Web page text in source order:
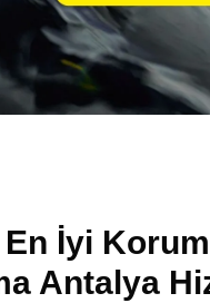
En İyi
Antalya